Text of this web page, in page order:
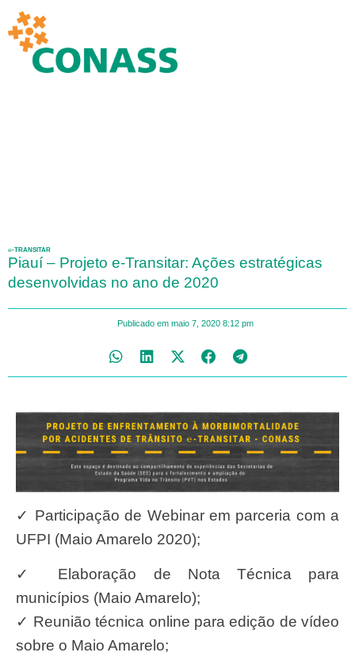
℮-TRANSITAR
Piauí – Projeto e-Transitar: Ações estratégicas
desenvolvidas no ano de 2020
Publicado em maio 7, 2020 8:12 pm
Participação de Webinar em parceria com a
UFPI (Maio Amarelo 2020);
✓ Elaboração de Nota Técnica para
municípios (Maio Amarelo);
✓ Reunião técnica online para edição de vídeo
sobre o Maio Amarelo;